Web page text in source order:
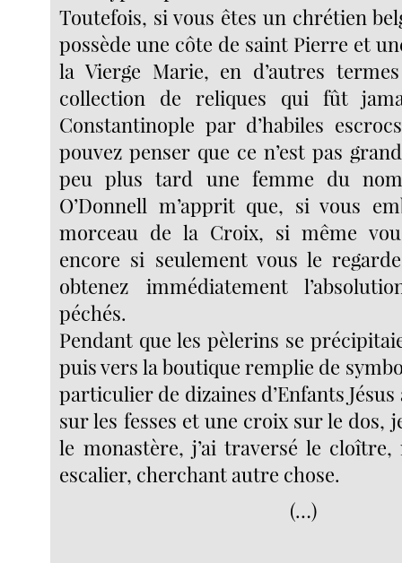
Toutefois, si vous êtes un chrétien
possède une côte de saint Pierre et
la Vierge Marie, en d’autres
collection de reliques qui fût
Constantinople par d’habiles
pouvez penser que ce n’est pas
peu plus tard une femme du nom
O’Donnell m’apprit que, si vous
morceau de la Croix, si même
encore si seulement vous le
obtenez immédiatement
péchés.
Pendant que les pèlerins se
puis vers la boutique remplie de
particulier de dizaines d’Enfants Jésus
sur les fesses et une croix sur le dos,
le monastère, j’ai traversé le
escalier, cherchant autre chose.
(…)